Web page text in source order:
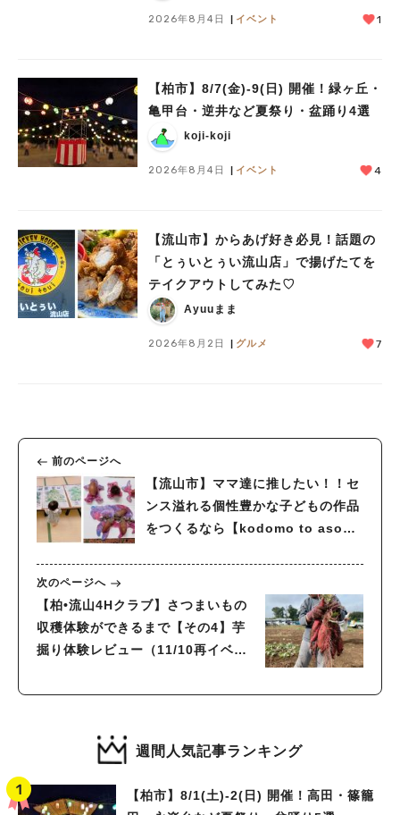
2026年8月4日 イベント 1
【柏市】8/7(金)‐9(日) 開催！緑ヶ丘・
亀甲台・逆井など夏祭り・盆踊り4選
koji-koji
2026年8月4日 イベント 4
【流山市】からあげ好き必見！話題の
「とぅいとぅい流山店」で揚げたてを
テイクアウトしてみた♡
Ayuuまま
2026年8月2日 グルメ 7
前のページへ
【流山市】ママ達に推したい！！セ
ンス溢れる個性豊かな子どもの作品
をつくるなら【kodomo to asobi
次のページへ
【柏•流山4Hクラブ】さつまいもの
収穫体験ができるまで【その4】芋
掘り体験レビュー（11/10再イベン
週間人気記事ランキング
【柏市】8/1(土)‐2(日) 開催！高田・篠籠